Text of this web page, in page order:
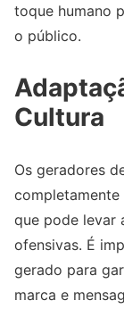
toque humano
o público.
Cultura
Os geradores
completamente
que pode levar
ofensivas. É
gerado para
marca e